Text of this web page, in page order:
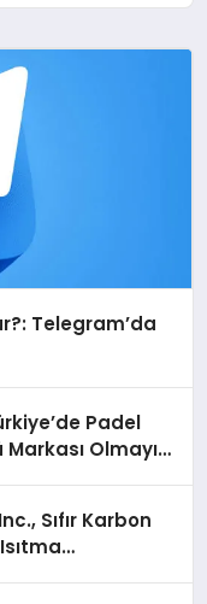
Telegram’da
Padel
Markası Olmayı
Sıfır Karbon